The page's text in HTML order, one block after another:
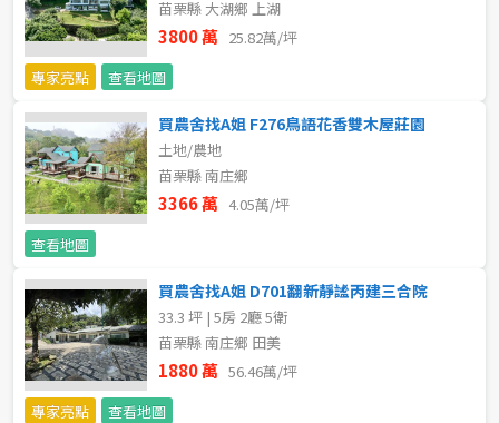
澎湖縣
屏東縣
台東縣
花蓮縣
金門連江
~
樓層
不拘
1樓
3樓 4樓
5~10樓
21樓以上
苗栗縣 大湖鄉 上湖
3800 萬 25.82萬/坪
專家亮點
查看地圖
買農舍找A姐 F276鳥語花香雙木屋莊園
土地/農地
苗栗縣 南庄鄉
3366 萬 4.05萬/坪
查看地圖
買農舍找A姐 D701翻新靜謐丙建三合院
33.3 坪 | 5房 2廳 5衛
苗栗縣 南庄鄉 田美
1880 萬 56.46萬/坪
專家亮點
查看地圖